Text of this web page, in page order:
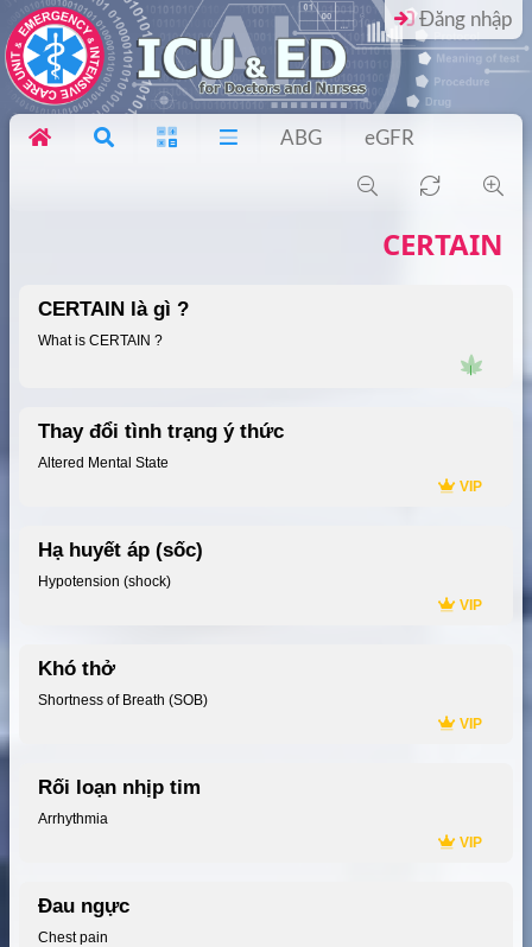
Đăng nhập
ABG eGFR
CERTAIN
CERTAIN là gì ?
What is CERTAIN ?
Thay đổi tình trạng ý thức
Altered Mental State
VIP
Hạ huyết áp (sốc)
Hypotension (shock)
VIP
Khó thở
Shortness of Breath (SOB)
VIP
Rối loạn nhịp tim
Arrhythmia
VIP
Đau ngực
Chest pain